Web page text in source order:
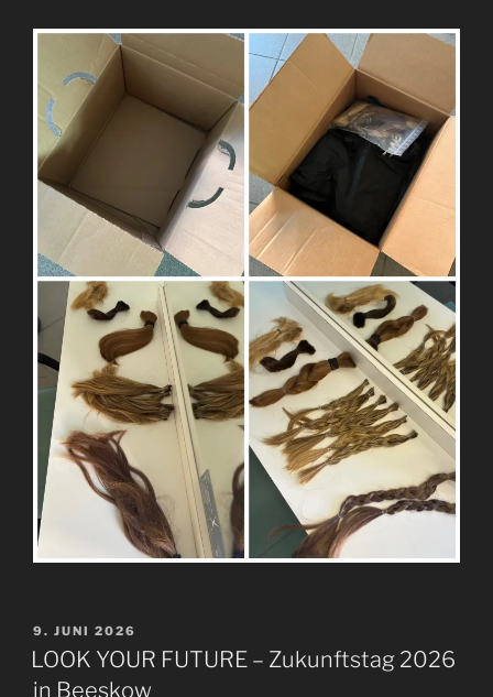
VERÖFFENTLICHT
AM
9. JUNI 2026
LOOK YOUR FUTURE – Zukunftstag 2026
in Beeskow